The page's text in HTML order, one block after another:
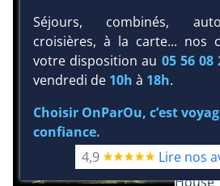
Situé
100
et 15
Jemaa
House
Séjours, combinés,
croisières, à la carte... nos
votre disposition au 05 56 08
vendredi de 10h à 18h.
Choisir OnParOu, c’est
confiance.
4,9
Lire nos